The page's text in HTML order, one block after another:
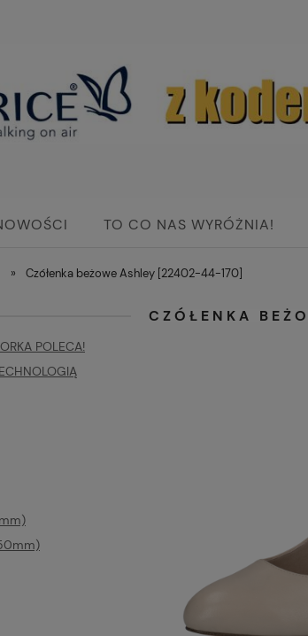
TO CO NAS WYRÓŻNIA!
» Czółenka beżowe Ashley [22402-44-170]
POLECA!
CZÓŁENKA